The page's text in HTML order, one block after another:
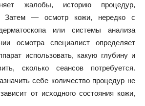
жалобы, историю процедур,
Затем — осмотр кожи, нередко с
или системы анализа
осмотра специалист определяет
использовать, какую глубину и
сколько сеансов потребуется.
себе количество процедур не
от исходного состояния кожи,